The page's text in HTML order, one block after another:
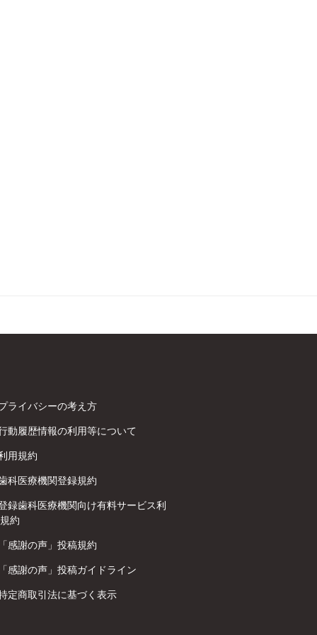
ライバシーの考え方
動履歴情報の利用等について
用規約
科医療機関登録規約
録歯科医療機関向け有料サービス利
約
「感謝の声」投稿規約
「感謝の声」投稿ガイドライン
定商取引法に基づく表示